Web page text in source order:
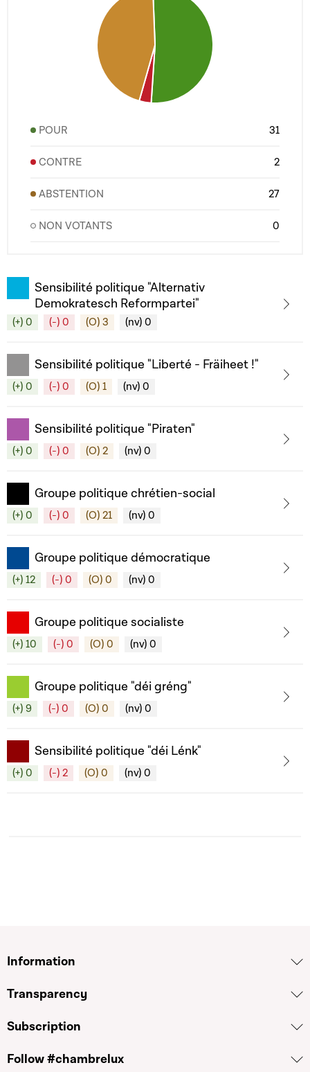
POUR 31
CONTRE 2
ABSTENTION 27
NON VOTANTS 0
Sensibilité politique "Alternativ
Demokratesch Reformpartei"
(+) 0 (-) 0 (O) 3 (nv) 0
Sensibilité politique "Liberté - Fräiheet !"
(+) 0 (-) 0 (O) 1 (nv) 0
Sensibilité politique "Piraten"
(+) 0 (-) 0 (O) 2 (nv) 0
Groupe politique chrétien-social
(+) 0 (-) 0 (O) 21 (nv) 0
Groupe politique démocratique
(+) 12 (-) 0 (O) 0 (nv) 0
Groupe politique socialiste
(+) 10 (-) 0 (O) 0 (nv) 0
Groupe politique "déi gréng"
(+) 9 (-) 0 (O) 0 (nv) 0
Sensibilité politique "déi Lénk"
(+) 0 (-) 2 (O) 0 (nv) 0
Information
Transparency
Subscription
Follow #chambrelux